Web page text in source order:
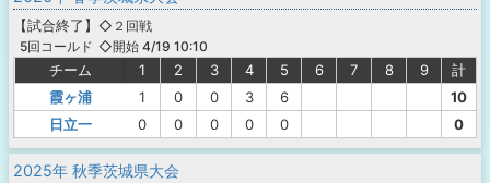
【試合終了 】
5回コールド
◇２回戦
◇開始 4/19 10:10
チーム 1 2 3 4 5 6 7 8 9
計
霞ヶ浦
1 0 0 3 6
10
日立一
0 0 0 0 0 0
2025年 秋季茨城県大会